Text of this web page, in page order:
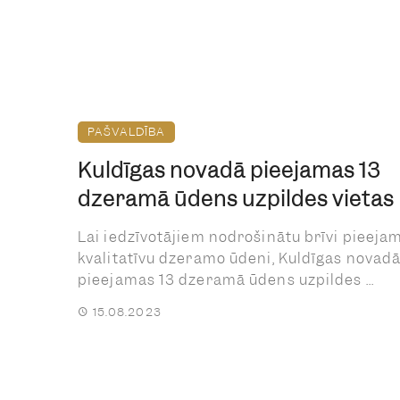
PAŠVALDĪBA
Kuldīgas novadā pieejamas 13
dzeramā ūdens uzpildes vietas
Lai iedzīvotājiem nodrošinātu brīvi
kvalitatīvu dzeramo ūdeni, Kuldīgas
pieejamas 13 dzeramā ūdens uzpildes ...
15.08.2023